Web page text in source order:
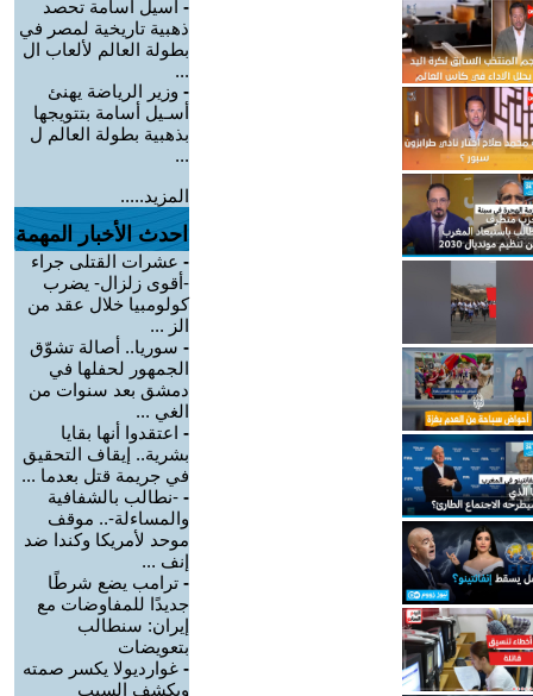
- أسيل أسامة تحصد
ذهبية تاريخية لمصر في
بطولة العالم لألعاب ال
...
- وزير الرياضة يهنئ
أسـيل أسامة بتتويجها
بذهبية بطولة العالم ل
...
المزيد.....
احدث الأخبار المهمة
- عشرات القتلى جراء
-أقوى زلزال- يضرب
كولومبيا خلال عقد من
الز ...
- سوريا.. أصالة تشوّق
الجمهور لحفلها في
دمشق بعد سنوات من
الغي ...
- اعتقدوا أنها بقايا
بشرية.. إيقاف التحقيق
في جريمة قتل بعدما ...
- -نطالب بالشفافية
والمساءلة-.. موقف
موحد لأمريكا وكندا ضد
إنف ...
- ترامب يضع شرطًا
جديدًا للمفاوضات مع
إيران: سنطالب
بتعويضات
- غوارديولا يكسر صمته
ويكشف السبب